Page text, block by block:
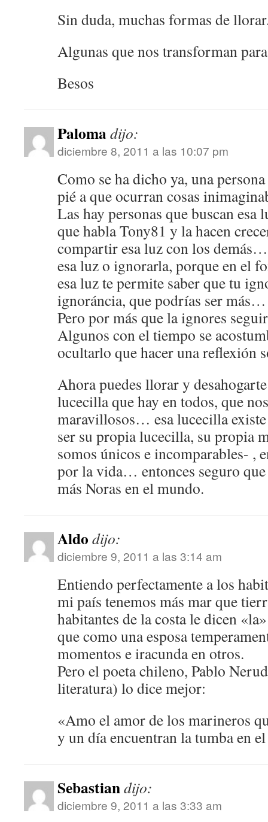
Sin duda, muchas formas de
Algunas que nos transforman
Besos
Palomadijo:
diciembre 8, 2011 a las 10:07 pm
Como se ha dicho ya, una
pié a que ocurran cosas
Las hay personas que buscan
que habla Tony81 y la hacen
compartir esa luz con los
esa luz o ignorarla, porque en el
esa luz te permite saber que tu
ignoráncia, que podrías ser
Pero por más que la ignores
Algunos con el tiempo se
ocultarlo que hacer una reflexión
Ahora puedes llorar y
lucecilla que hay en todos, que
maravillosos… esa lucecilla
ser su propia lucecilla, su propia
somos únicos e incomparables- ,
por la vida… entonces seguro
más Noras en el mundo.
Aldo dijo:
diciembre 9, 2011 a las 3:14 am
Entiendo perfectamente a los
mi país tenemos más mar que
habitantes de la costa le dicen
que como una esposa
momentos e iracunda en otros.
Pero el poeta chileno, Pablo
literatura) lo dice mejor:
«Amo el amor de los marineros
y un día encuentran la tumba en
Sebastiandijo:
diciembre 9, 2011 a las 3:33 am